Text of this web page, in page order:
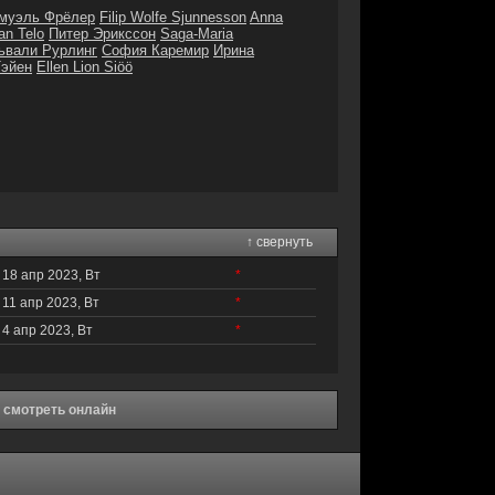
Фрёлер Filip Wolfe Sjunnesson Anna
Telo Питер Эрикссон Saga-Maria
Рурлинг София Каремир Ирина
Ellen Lion Siöö
↑ свернуть
18 апр 2023, Вт
*
11 апр 2023, Вт
*
4 апр 2023, Вт
*
онлайн